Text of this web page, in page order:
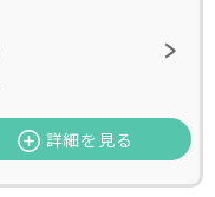
詳細を見る